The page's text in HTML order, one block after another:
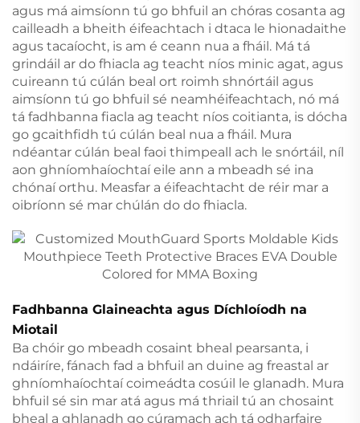
agus má aimsíonn tú go bhfuil an chóras cosanta ag
cailleadh a bheith éifeachtach i dtaca le hionadaithe
agus tacaíocht, is am é ceann nua a fháil. Má tá
grindáil ar do fhiacla ag teacht níos minic agat, agus
cuireann tú cúlán beal ort roimh shnórtáil agus
aimsíonn tú go bhfuil sé neamhéifeachtach, nó má
tá fadhbanna fiacla ag teacht níos coitianta, is dócha
go gcaithfidh tú cúlán beal nua a fháil. Mura
ndéantar cúlán beal faoi thimpeall ach le snórtáil, níl
aon ghníomhaíochtaí eile ann a mbeadh sé ina
chónaí orthu. Measfar a éifeachtacht de réir mar a
oibríonn sé mar chúlán do do fhiacla.
Fadhbanna Glaineachta agus Díchloíodh na
Miotail
Ba chóir go mbeadh cosaint bheal pearsanta, i
ndáiríre, fánach fad a bhfuil an duine ag freastal ar
ghníomhaíochtaí coimeádta cosúil le glanadh. Mura
bhfuil sé sin mar atá agus má thriail tú an chosaint
bheal a ghlanadh go cúramach ach tá odharfaire